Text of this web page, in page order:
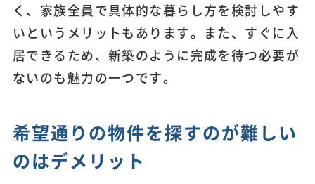
く、家族全員で具体的な暮らし方を検討しやす
いというメリットもあります。また、すぐに入
居できるため、新築のように完成を待つ必要が
ないのも魅力の一つです。
希望通りの物件を探すのが難しい
のはデメリット